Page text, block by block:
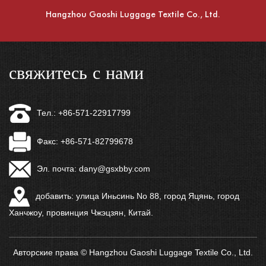
Hangzhou Gaoshi Luggage Textile Co., Ltd.
свяжитесь с нами
Тел.: +86-571-22917799
Факс: +86-571-82799678
Эл. почта: dany@gsxbby.com
добавить: улица Иньсинь No 88, город Яцянь, город
Ханчжоу, провинция Чжэцзян, Китай.
Авторские права © Hangzhou Gaoshi Luggage Textile Co., Ltd.